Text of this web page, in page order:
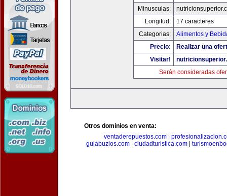
Minusculas:
Longitud:
17 caracteres
Categorias:
Alimentos y
Precio:
Realizar una
Visitar!
Serán consideradas
Otros dominios en venta:
ventaderepuestos.com
guiabuzios.com| ciudadturistica.com|